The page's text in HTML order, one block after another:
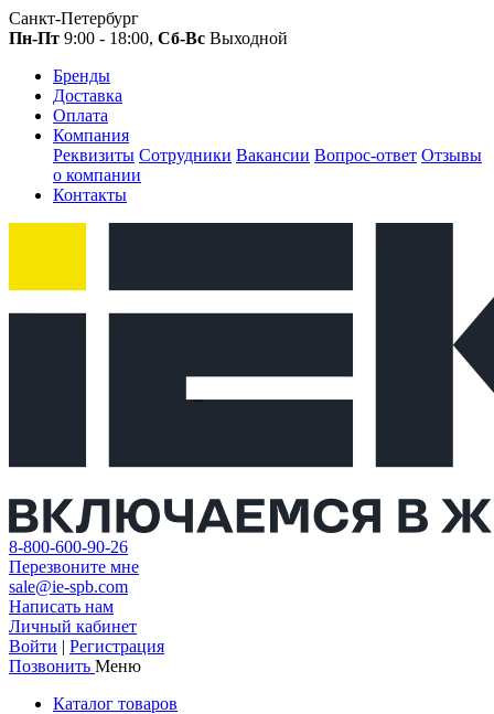
Санкт-Петербург
Пн-Пт 9:00 - 18:00, Сб-Вс Выходной
Бренды
Доставка
Оплата
Компания
Реквизиты Сотрудники Вакансии Вопрос-ответ Отзывы
о компании
Контакты
8-800-600-90-26
Перезвоните мне
sale@ie-spb.com
Написать нам
Личный кабинет
Войти | Регистрация
Позвонить Меню
Каталог товаров